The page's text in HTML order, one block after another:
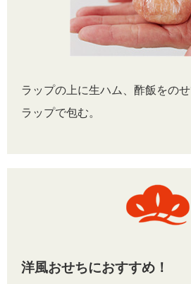
ラップの上に生ハム、酢飯をの
ラップで包む。
洋風おせちにおすすめ！